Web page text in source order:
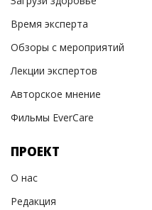
Время эксперта
Обзоры с мероприятий
Лекции экспертов
Авторское мнение
Фильмы EverCare
ПРОЕКТ
О нас
Редакция